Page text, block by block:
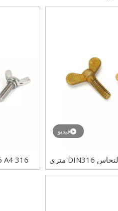
فيديو
الأصفر الزنك تصفيح النحاس DIN316 متري
ماوس فراشة مسامير